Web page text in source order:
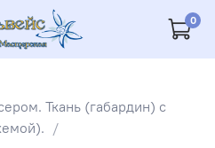
0
Ткань (габардин) с